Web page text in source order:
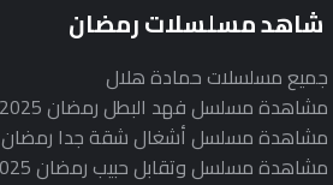
شاهد مسلسلات رمضان
جميع مسلسلات حمادة هلال
مشاهدة مسلسل فهد البطل رمضان 2025
مشاهدة مسلسل أشغال شقة جدا رمضان 2025
مشاهدة مسلسل وتقابل حبيب رمضان 2025